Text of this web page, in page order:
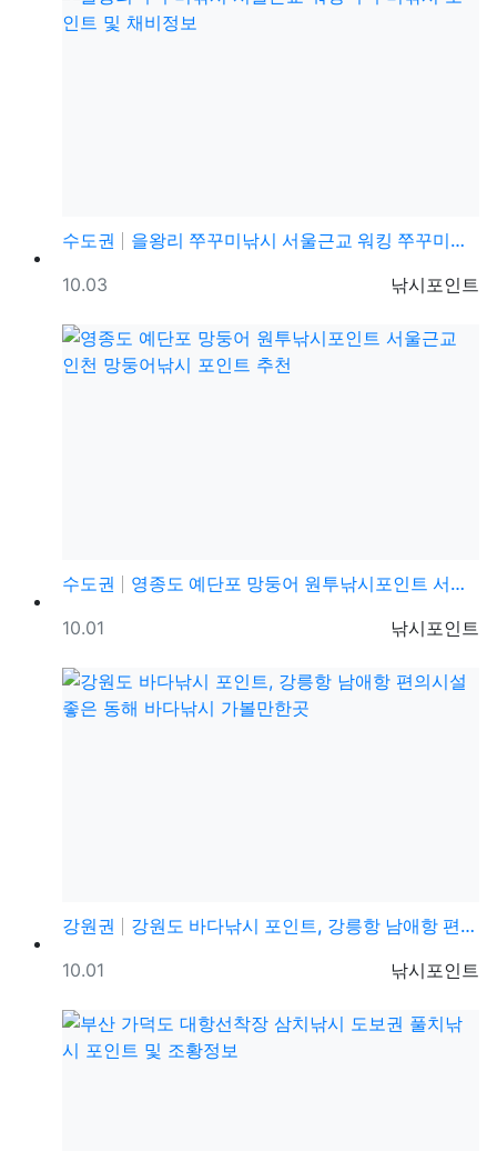
수도권
을왕리 쭈꾸미낚시 서울근교 워킹 쭈꾸미낚시 포인트 및 …
등록자
낚시포인트
등록일
10.03
수도권
영종도 예단포 망둥어 원투낚시포인트 서울근교 인천 망둥…
등록자
낚시포인트
등록일
10.01
강원권
강원도 바다낚시 포인트, 강릉항 남애항 편의시설 좋은 …
등록자
낚시포인트
등록일
10.01